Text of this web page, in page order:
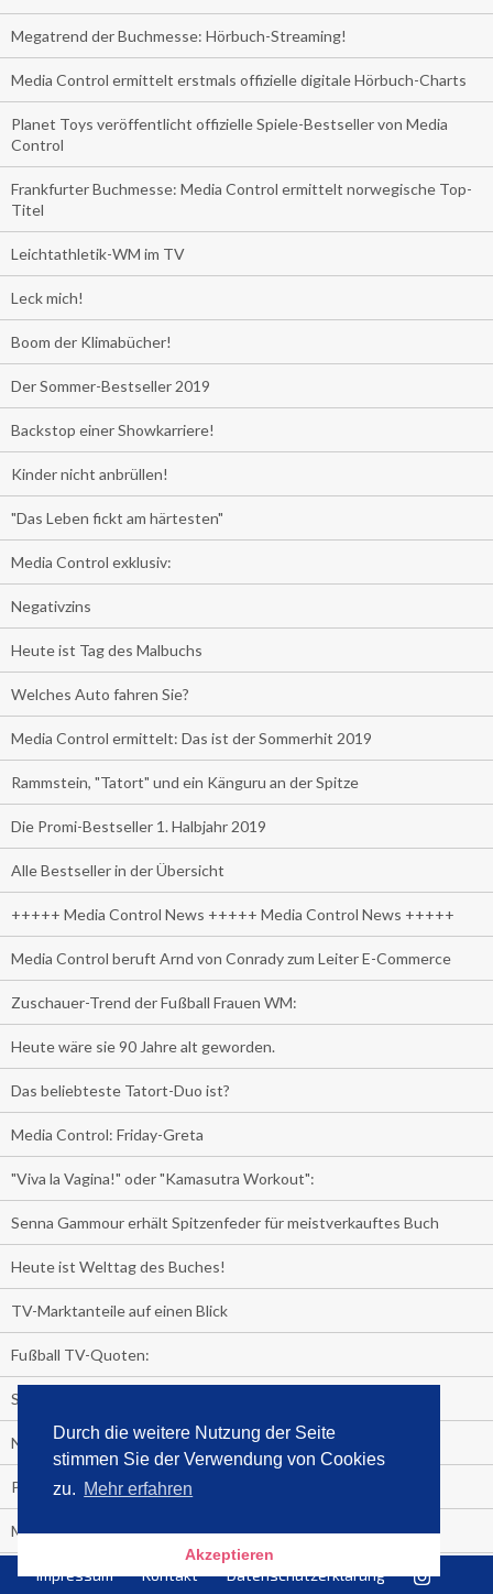
Durch die weitere Nutzung der Seite
stimmen Sie der Verwendung von Cookies
zu. Mehr erfahren
Akzeptieren
Megatrend der Buchmesse: Hörbuch-Streaming!
Media Control ermittelt erstmals offizielle digitale Hörbuch-Charts
Planet Toys veröffentlicht offizielle Spiele-Bestseller von Media
Control
Frankfurter Buchmesse: Media Control ermittelt norwegische Top-
Titel
Leichtathletik-WM im TV
Leck mich!
Boom der Klimabücher!
Der Sommer-Bestseller 2019
Backstop einer Showkarriere!
Kinder nicht anbrüllen!
"Das Leben fickt am härtesten"
Media Control exklusiv:
Negativzins
Heute ist Tag des Malbuchs
Welches Auto fahren Sie?
Media Control ermittelt: Das ist der Sommerhit 2019
Rammstein, "Tatort" und ein Känguru an der Spitze
Die Promi-Bestseller 1. Halbjahr 2019
Alle Bestseller in der Übersicht
+++++ Media Control News +++++ Media Control News +++++
Media Control beruft Arnd von Conrady zum Leiter E-Commerce
Zuschauer-Trend der Fußball Frauen WM:
Heute wäre sie 90 Jahre alt geworden.
Das beliebteste Tatort-Duo ist?
Media Control: Friday-Greta
"Viva la Vagina!" oder "Kamasutra Workout":
Senna Gammour erhält Spitzenfeder für meistverkauftes Buch
Heute ist Welttag des Buches!
TV-Marktanteile auf einen Blick
Fußball TV-Quoten:
Sensationell!
Niederlande - Deutschland:
PRESSEMITTEILUNG
Media Control eBook-Panel
BIATHLON-WM im TV
Impressum Kontakt Datenschutzerklärung